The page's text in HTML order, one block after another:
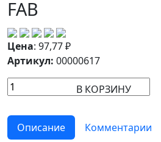
FAB
Цена: 97,77₽
Артикул: 00000617
В КОРЗИНУ
Описание
Комментарии